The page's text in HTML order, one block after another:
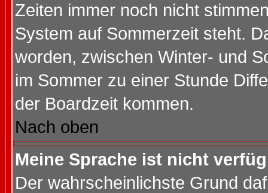
Zeiten immer noch nicht
System auf Sommerzeit steht.
worden, zwischen Winter- und
im Sommer zu einer Stunde
der Boardzeit kommen.
Nach oben
Meine Sprache ist nicht
Der wahrscheinlichste Grund